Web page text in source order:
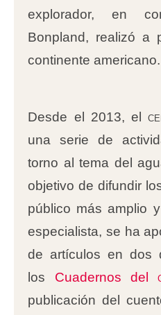
explorador, en
Bonpland, realizó a
continente americano.
Desde el 2013, el
una serie de
torno al tema del
objetivo de difundir
público más amplio
especialista, se ha
de artículos en dos
los Cuadernos del
publicación del